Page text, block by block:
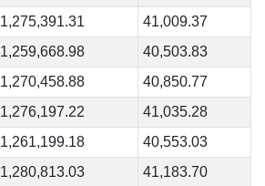
1,275,391.31
41,009.37
1,259,668.98
40,503.83
1,270,458.88
40,850.77
1,276,197.22
41,035.28
1,261,199.18
40,553.03
1,280,813.03 41,183.70